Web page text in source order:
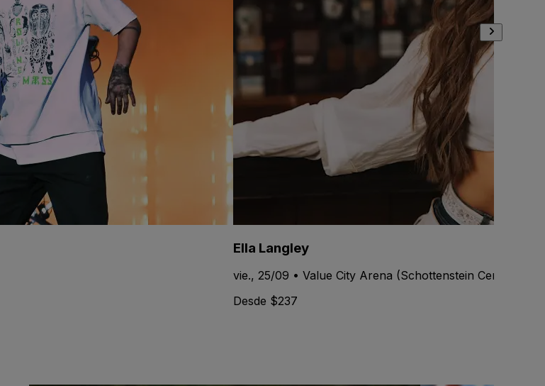
Ella Langley
vie., 25/09 • Value City Arena (Schottenstein Center)
Desde $237